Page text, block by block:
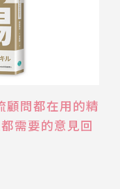
顧問都在用的精
需要的意見回